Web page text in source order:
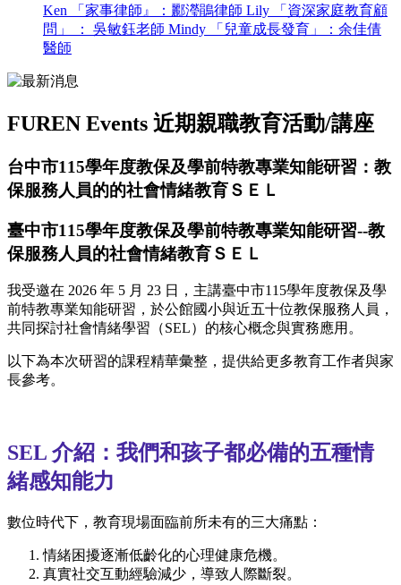
Ken
「家事律師』：酈瀅鵑律師 Lily
「資深家庭教育顧
問」 ： 吳敏鈺老師 Mindy
「兒童成長發育」：余佳倩
醫師
FUREN Events 近期親職教育活動/講座
台中市115學年度教保及學前特教專業知能研習：教
保服務人員的的社會情緒教育ＳＥＬ
臺中市115學年度教保及學前特教專業知能研習--教
保服務人員的社會情緒教育ＳＥＬ
我受邀在 2026 年 5 月 23 日，主講臺中市115學年度教保及學
前特教專業知能研習，於公館國小與近五十位教保服務人員，
共同探討社會情緒學習（SEL）的核心概念與實務應用。
以下為本次研習的課程精華彙整，提供給更多教育工作者與家
長參考。
SEL 介紹：我們和孩子都必備的五種情
緒感知能力
數位時代下，教育現場面臨前所未有的三大痛點：
情緒困擾逐漸低齡化的心理健康危機。
真實社交互動經驗減少，導致人際斷裂。